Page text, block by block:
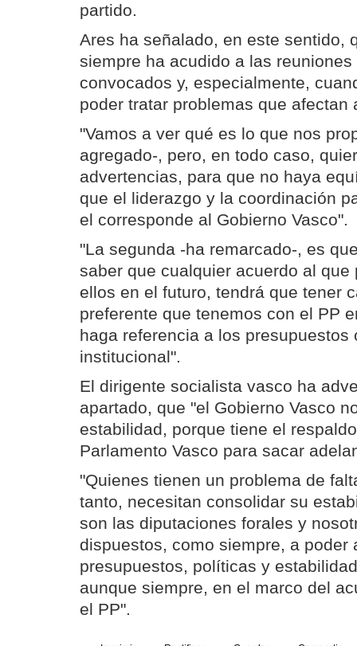
partido.
Ares ha señalado, en este sentido,
siempre ha acudido a las
convocados y, especialmente,
poder tratar problemas que afectan
"Vamos a ver qué es lo que nos
agregado-, pero, en todo caso,
advertencias, para que no haya
que el liderazgo y la coordinación
el corresponde al Gobierno Vasco".
"La segunda -ha remarcado-, es
saber que cualquier acuerdo al que
ellos en el futuro, tendrá que tener
preferente que tenemos con el PP
haga referencia a los presupuestos
institucional".
El dirigente socialista vasco ha
apartado, que "el Gobierno Vasco
estabilidad, porque tiene el
Parlamento Vasco para sacar
"Quienes tienen un problema de
tanto, necesitan consolidar su
son las diputaciones forales y
dispuestos, como siempre, a poder
presupuestos, políticas y
aunque siempre, en el marco del
el PP".